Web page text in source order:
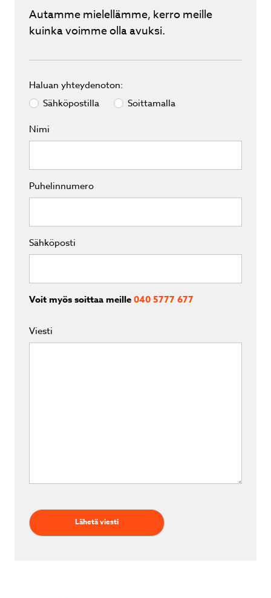
Autamme mielellämme, kerro meille
kuinka voimme olla avuksi.
Haluan yhteydenoton:
Sähköpostilla
Soittamalla
Nimi
Puhelinnumero
Sähköposti
Voit myös soittaa meille040 5777 677
Viesti